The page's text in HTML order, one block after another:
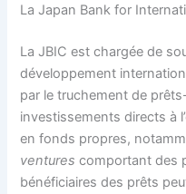
La Japan Bank for
La JBIC est chargée de
développement
par le truchement de
investissements directs à
en fonds propres,
ventures comportant des
bénéficiaires des prêts